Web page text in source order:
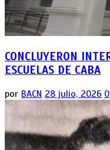
CONCLUYERON
ESCUELAS DE CABA
por BACN 28 julio, 2026 0